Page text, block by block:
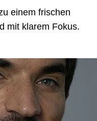
einem frischen
mit klarem Fokus.